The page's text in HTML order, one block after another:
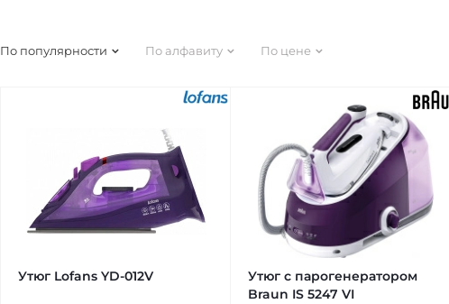
По популярности По алфавиту По цене
Утюг Lofans YD-012V
Утюг с парогенератором
Braun IS 5247 VI